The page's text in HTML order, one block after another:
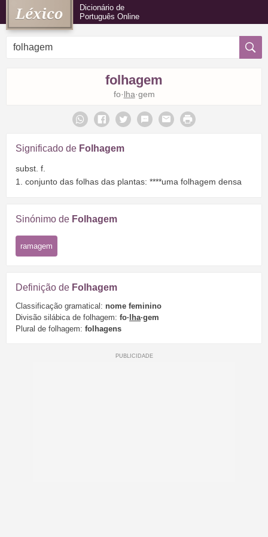
Dicionário de
Português Online
folhagem
fo·lha·gem
Significado de Folhagem
subst. f.
1. conjunto das folhas das plantas: ****uma folhagem densa
Sinónimo de Folhagem
ramagem
Definição de Folhagem
Classificação gramatical: nome feminino
Divisão silábica de folhagem: fo· lha·gem
Plural de folhagem: folhagens